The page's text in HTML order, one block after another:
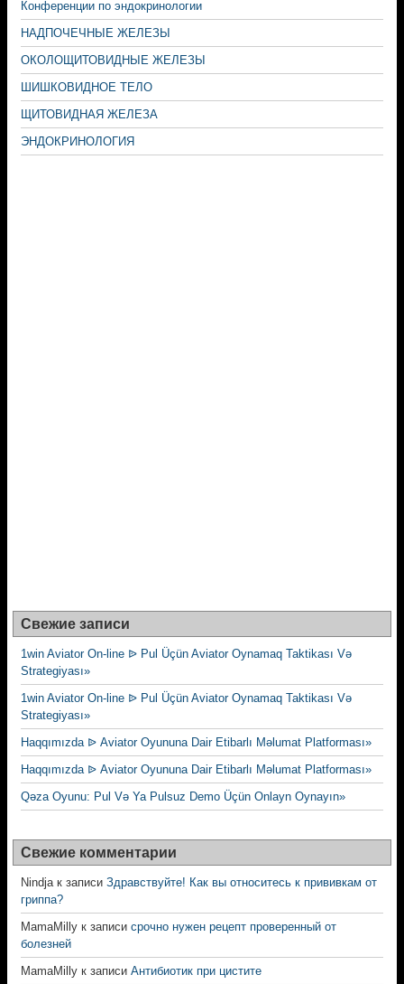
Конференции по эндокринологии
НАДПОЧЕЧНЫЕ ЖЕЛЕЗЫ
ОКОЛОЩИТОВИДНЫЕ ЖЕЛЕЗЫ
ШИШКОВИДНОЕ ТЕЛО
ЩИТОВИДНАЯ ЖЕЛЕЗА
ЭНДОКРИНОЛОГИЯ
Свежие записи
1win Aviator On-line ᐉ Pul Üçün Aviator Oynamaq Taktikası Və
Strategiyası»
1win Aviator On-line ᐉ Pul Üçün Aviator Oynamaq Taktikası Və
Strategiyası»
Haqqımızda ᐉ Aviator Oyununa Dair Etibarlı Məlumat Platforması»
Haqqımızda ᐉ Aviator Oyununa Dair Etibarlı Məlumat Platforması»
Qəza Oyunu: Pul Və Ya Pulsuz Demo Üçün Onlayn Oynayın»
Свежие комментарии
Nindjaк записи Здравствуйте! Как вы относитесь к прививкам от
гриппа?
MamaMilly к записи срочно нужен рецепт проверенный от
болезней
MamaMilly к записи Антибиотик при цистите